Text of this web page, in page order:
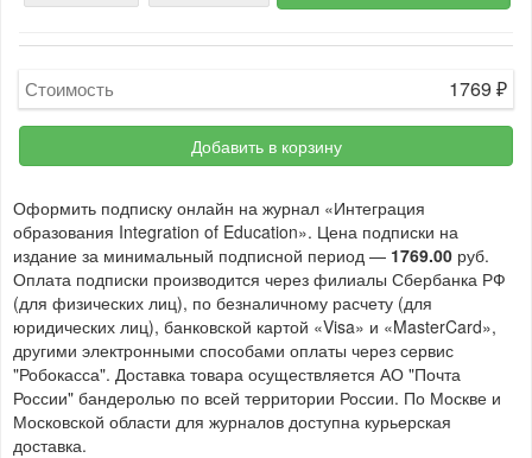
Стоимость 1769 ₽
Добавить в корзину
Оформить подписку онлайн на журнал «Интеграция
образования Integration of Education». Цена подписки на
издание за минимальный подписной период — 1769.00 руб.
Оплата подписки производится через филиалы Сбербанка РФ
(для физических лиц), по безналичному расчету (для
юридических лиц), банковской картой «Visa» и «MasterCard»,
другими электронными способами оплаты через сервис
"Робокасса". Доставка товара осуществляется АО "Почта
России" бандеролью по всей территории России. По Москве и
Московской области для журналов доступна курьерская
доставка.